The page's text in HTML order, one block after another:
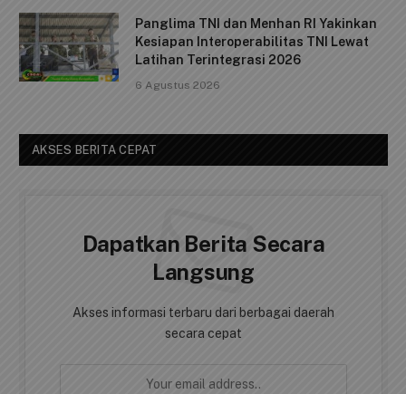
Panglima TNI dan Menhan RI Yakinkan
Kesiapan Interoperabilitas TNI Lewat
Latihan Terintegrasi 2026
6 Agustus 2026
AKSES BERITA CEPAT
Dapatkan Berita Secara
Langsung
Akses informasi terbaru dari berbagai daerah
secara cepat